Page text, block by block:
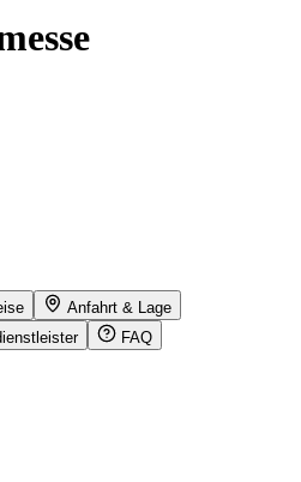
Anfahrt & Lage
FAQ